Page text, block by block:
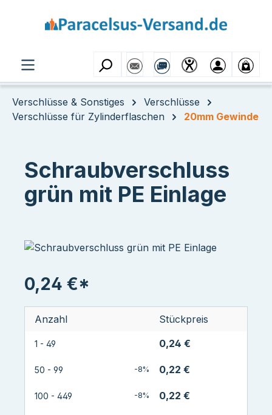
Verschlüsse & Sonstiges
Verschlüsse
Verschlüsse für Zylinderflaschen
20mm Gewinde
Schraubverschluss
grün mit PE Einlage
0,24 €*
Anzahl Stückpreis
1 - 49 0,24 €
50 - 99 -8% 0,22 €
100 - 449 -8% 0,22 €